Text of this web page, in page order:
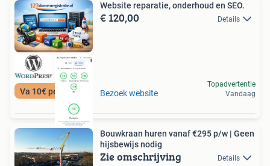
Website reparatie, onderhoud en SEO.
€ 120,00 Details
Bezoek website
Topadvertentie
Vandaag
Bouwkraan huren vanaf €295 p/w | Geen
hijsbewijs nodig
Zie omschrijving Details